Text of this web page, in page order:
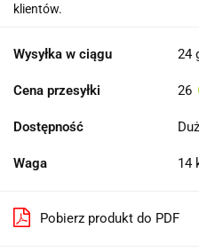
klientów.
Wysyłka w ciągu 24
Cena przesyłki 26
Dostępność
Waga 14
Pobierz produkt do PDF